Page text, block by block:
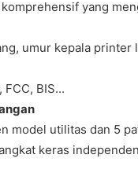
yang
umur kepala
BIS...
model utilitas dan 5
keras